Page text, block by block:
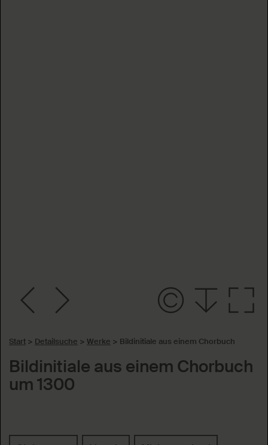
Start > Detailsuche > Werke > Bildinitiale aus einem Chorbuch
Bildinitiale aus einem Chorbuch
um 1300
Schlagworte